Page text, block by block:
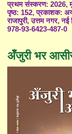
प्रथम संस्करण: 2026,
पृष्ठ: 152, प्रकाशक:
राजापुरी, उत्तम नगर,
978-93-6423-487-0
अँजुरी भर